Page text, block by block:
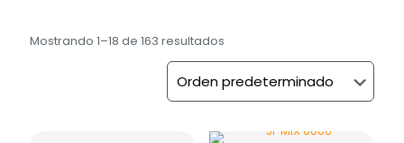
Mostrando 1–18 de 163 resultados